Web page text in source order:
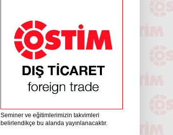
Seminer ve eğitimlerimizin takvimleri
belirlendikçe bu alanda yayınlanacaktır.